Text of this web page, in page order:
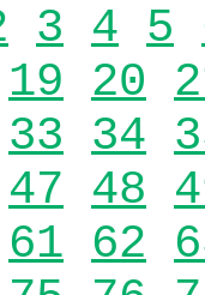
3 4 5
19 20
33 34
47 48
61 62